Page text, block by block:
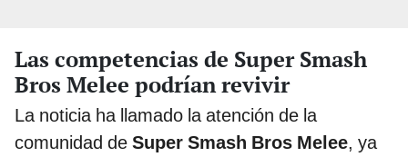
Las competencias de Super Smash
Bros Melee podrían revivir
La noticia ha llamado la atención de la
comunidad de Super Smash Bros Melee, ya